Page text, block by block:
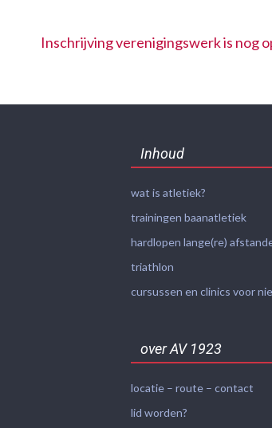
Inschrijving verenigingswerk is nog
Inhoud
wat is atletiek?
trainingen baanatletiek
hardlopen lange(re)
triathlon
cursussen en clinics voor
over AV 1923
locatie – route – contact
lid worden?